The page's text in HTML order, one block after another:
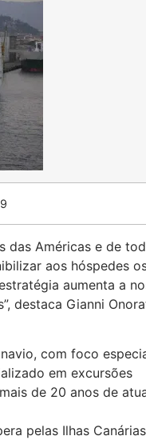
das Américas e de
aos hóspedes
aumenta a
destaca Gianni
com foco
em excursões
de 20 anos de
pelas Ilhas